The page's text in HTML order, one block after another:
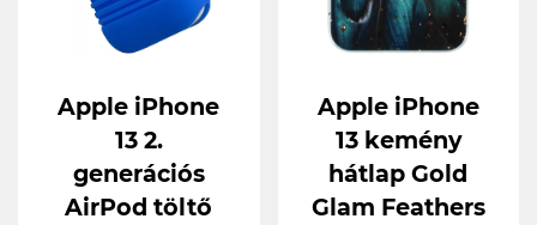
Apple iPhone
13 2.
generációs
AirPod töltő
Apple iPhone
13 kemény
hátlap Gold
Glam Feathers